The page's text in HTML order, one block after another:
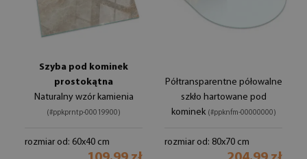
Szyba pod kominek
prostokątna
Naturalny wzór kamienia
(#ppkprntp-00019900)
rozmiar od: 60x40 cm
Półtransparentne półowalne
szkło hartowane pod
kominek (#ppknfm-00000000)
rozmiar od: 80x70 cm